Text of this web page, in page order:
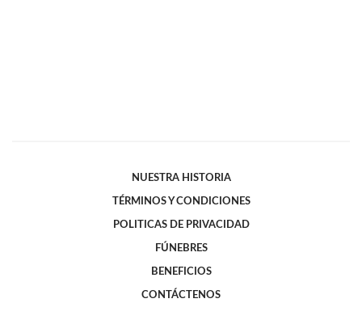
NUESTRA HISTORIA
TÉRMINOS Y CONDICIONES
POLITICAS DE PRIVACIDAD
FÚNEBRES
BENEFICIOS
CONTÁCTENOS